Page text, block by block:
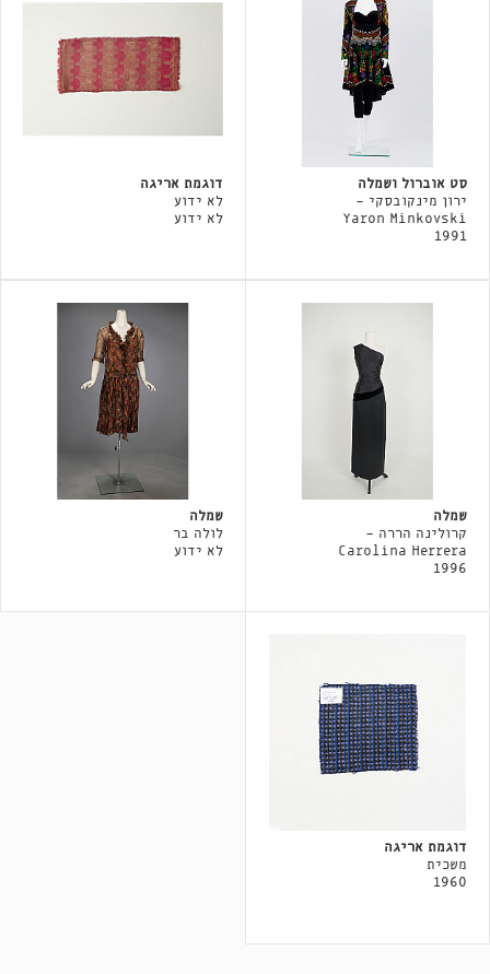
סט אוברול ושמלה
ירון מינקובסקי -
Yaron Minkovski
1991
דוגמת אריגה
לא ידוע
לא ידוע
שמלה
קרולינה הררה -
Carolina Herrera
1996
שמלה
לולה בר
לא ידוע
דוגמת אריגה
משכית
1960